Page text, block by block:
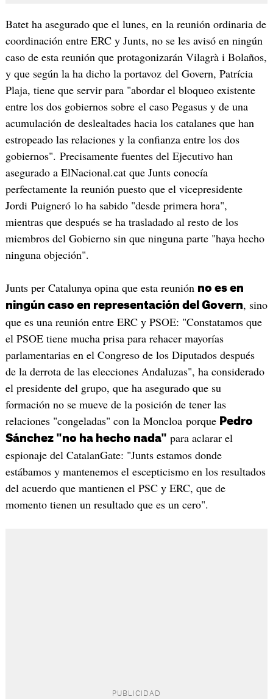
Batet ha asegurado que el lunes, en la reunión ordinaria de
coordinación entre ERC y Junts, no se les avisó en ningún
caso de esta reunión que protagonizarán Vilagrà i Bolaños,
y que según la ha dicho la portavoz del Govern, Patrícia
Plaja, tiene que servir para "abordar el bloqueo existente
entre los dos gobiernos sobre el caso Pegasus y de una
acumulación de deslealtades hacia los catalanes que han
estropeado las relaciones y la confianza entre los dos
gobiernos". Precisamente fuentes del Ejecutivo han
asegurado a ElNacional.cat que Junts conocía
perfectamente la reunión puesto que el vicepresidente
Jordi Puigneró lo ha sabido "desde primera hora",
mientras que después se ha trasladado al resto de los
miembros del Gobierno sin que ninguna parte "haya hecho
ninguna objeción".
Junts per Catalunya opina que esta reunión no es en
ningún caso en representación del Govern, sino
que es una reunión entre ERC y PSOE: "Constatamos que
el PSOE tiene mucha prisa para rehacer mayorías
parlamentarias en el Congreso de los Diputados después
de la derrota de las elecciones Andaluzas", ha considerado
el presidente del grupo, que ha asegurado que su
formación no se mueve de la posición de tener las
relaciones "congeladas" con la Moncloa porque Pedro
Sánchez "no ha hecho nada" para aclarar el
espionaje del CatalanGate: "Junts estamos donde
estábamos y mantenemos el escepticismo en los resultados
del acuerdo que mantienen el PSC y ERC, que de
momento tienen un resultado que es un cero".